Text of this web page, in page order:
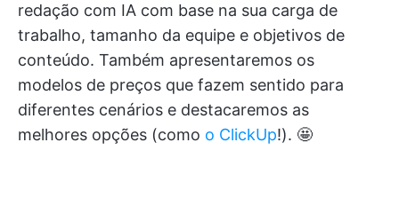
redação com IA com base na sua carga de
trabalho, tamanho da equipe e objetivos de
conteúdo. Também apresentaremos os
modelos de preços que fazem sentido para
diferentes cenários e destacaremos as
melhores opções (como o ClickUp!). 🤩